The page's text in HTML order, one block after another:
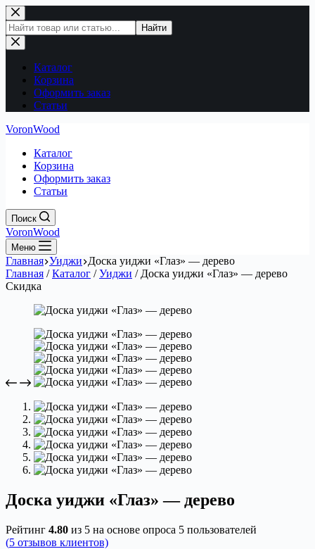
Перейти
к
сути
Поиск
по
сайту
Найти
Каталог
Корзина
Оформить заказ
Статьи
VoronWood
Каталог
Корзина
Оформить заказ
Статьи
Поиск
VoronWood
Меню
Главная Уиджи Доска уиджи «Глаз» — дерево
Главная / Каталог / Уиджи / Доска уиджи «Глаз» — дерево
Скидка
Доска уиджи «Глаз» — дерево
Рейтинг 4.80 из 5 на основе опроса 5 пользователей
(5 отзывов клиентов)